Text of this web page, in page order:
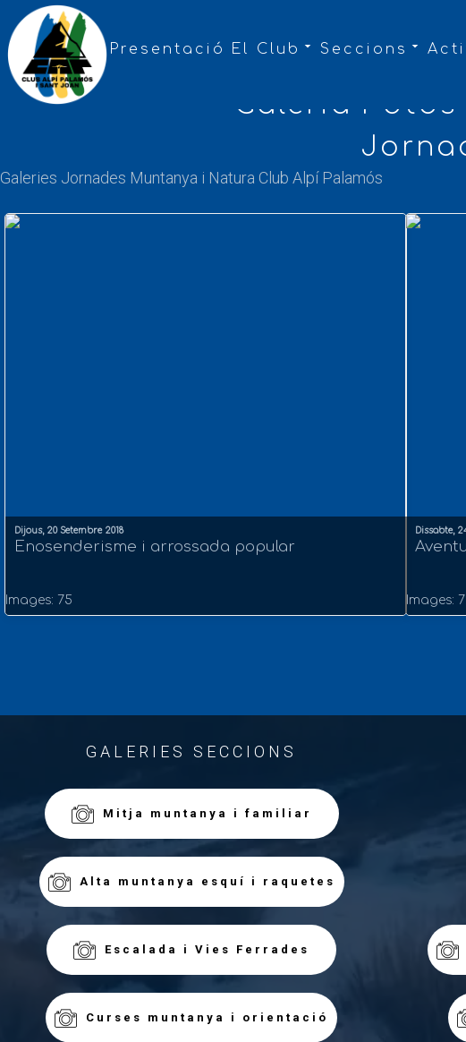
Presentació El Club Seccions
Galeria
Galeries Jornades Muntanya i Natura Club Alpí Palamós
Dijous, 20 Setembre 2018
Enosenderisme i arrossada popular
Images: 75
Dissabte,
Images:
GALERIES SECCIONS
Mitja muntanya i familiar
Alta muntanya esquí i raquetes
Escalada i Vies Ferrades
Curses muntanya i orientació